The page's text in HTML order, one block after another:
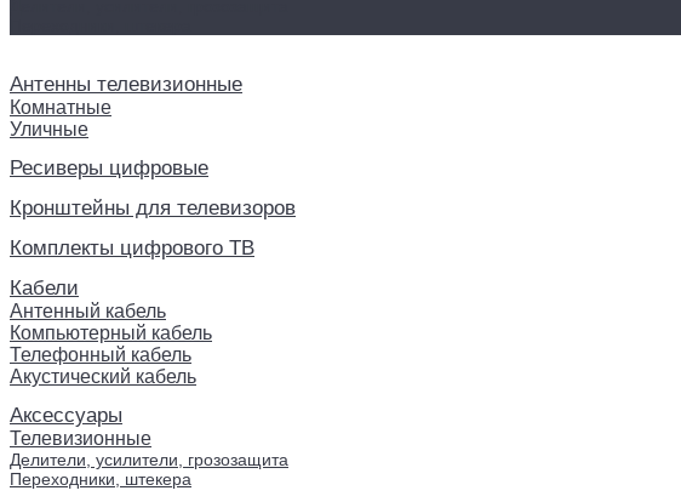
Антенны телевизионные
Комнатные
Уличные
Ресиверы цифровые
Кронштейны для телевизоров
Комплекты цифрового ТВ
Кабели
Антенный кабель
Компьютерный кабель
Телефонный кабель
Акустический кабель
Аксессуары
Телевизионные
Делители, усилители, грозозащита
Переходники, штекера